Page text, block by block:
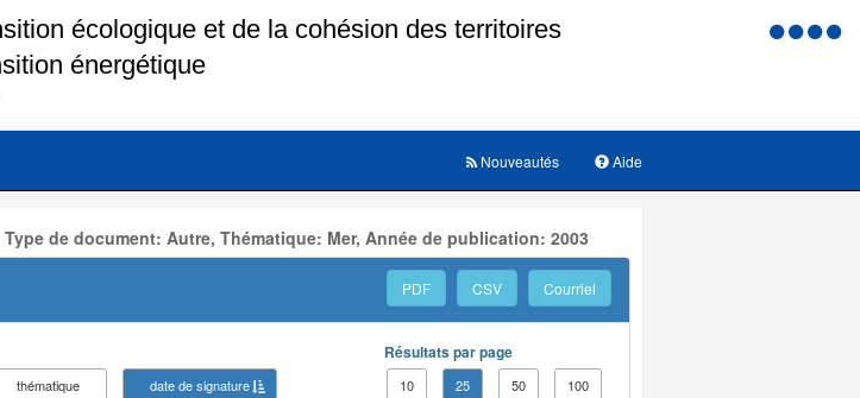
Menu
Aide
Nouveautés
de document: Autre, Thématique: Mer, Année de publication: 2003
PDF CSV Courriel
thématique
date de signature
Résultats par page
10 25 50 100